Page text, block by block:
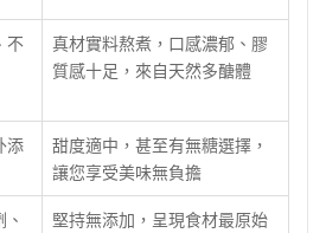
不
真材實料熬煮，口感濃郁、膠
質感十足，來自天然多醣體
添
甜度適中，甚至有無糖選擇，
讓您享受美味無負擔
堅持無添加，呈現食材最原始